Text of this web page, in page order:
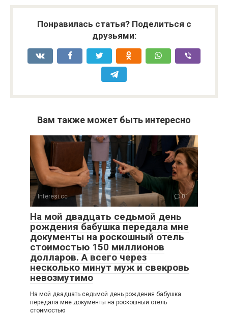
Понравилась статья? Поделиться с
друзьями:
Вам также может быть интересно
Interesi.cc 0
На мой двадцать седьмой день
рождения бабушка передала мне
документы на роскошный отель
стоимостью 150 миллионов
долларов. А всего через
несколько минут муж и свекровь
невозмутимо
На мой двадцать седьмой день рождения бабушка
передала мне документы на роскошный отель
стоимостью